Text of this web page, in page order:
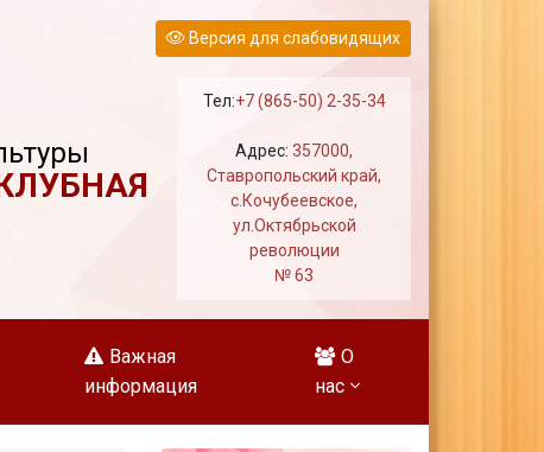
Версия для слабовидящих
Тел:+7 (865-50) 2-35-34
Адрес:357000,
Ставропольский край,
с.Кочубеевское,
ул.Октябрьской
революции
№ 63
Важная
информация
О
нас